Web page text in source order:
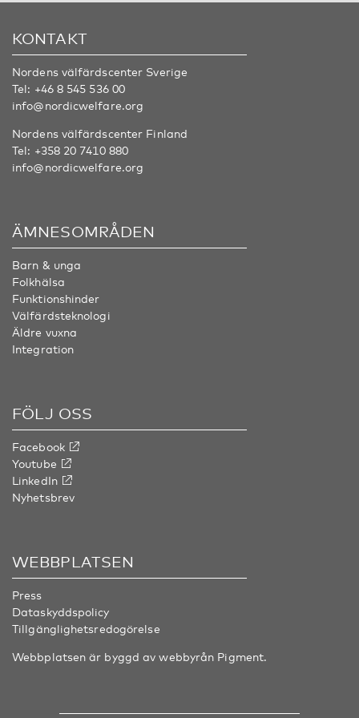
KONTAKT
Nordens välfärdscenter Sverige
Tel: +46 8 545 536 00
info@nordicwelfare.org
Nordens välfärdscenter Finland
Tel: +358 20 7410 880
info@nordicwelfare.org
ÄMNESOMRÅDEN
Barn & unga
Folkhälsa
Funktionshinder
Välfärdsteknologi
Äldre vuxna
Integration
FÖLJ OSS
Facebook
Youtube
LinkedIn
Nyhetsbrev
WEBBPLATSEN
Press
Dataskyddspolicy
Tillgänglighetsredogörelse
Webbplatsen är byggd av webbyrån Pigment.